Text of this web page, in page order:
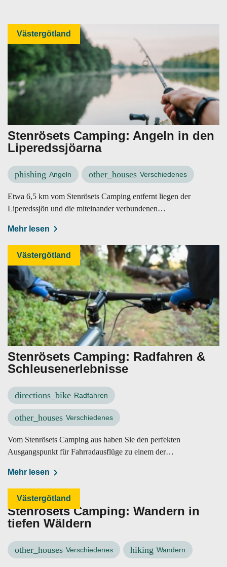
Västergötland
Stenrösets Camping: Angeln in den
Liperedssjöarna
phishing Angeln other_houses Verschiedenes
Etwa 6,5 km vom Stenrösets Camping entfernt liegen der
Liperedssjön und die miteinander verbundenen
Mehr lesen
Västergötland
Stenrösets Camping: Radfahren &
Schleusenerlebnisse
directions_bike Radfahren
other_houses Verschiedenes
Vom Stenrösets Camping aus haben Sie den perfekten
Ausgangspunkt für Fahrradausflüge zu einem der
Mehr lesen
Västergötland
Stenrösets Camping: Wandern in
tiefen Wäldern
other_houses Verschiedenes hiking Wandern